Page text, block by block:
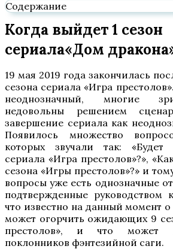
Содержание
Когда выйдет 1 сезон
сериала«Дом
19 мая 2019 года закончилась
сезона сериала «Игра
неоднозначный, многие
недовольны решением
завершение сериала как
Появилось множество
которых звучали так:
сериала «Игра престолов»?»,
сезона «Игры престолов»?» и
вопросы уже есть однозначные
подтвержденные руководством
что известно на данный момент
может огорчить ожидающих 9
престолов», и что может
поклонников фэнтезийной саги.